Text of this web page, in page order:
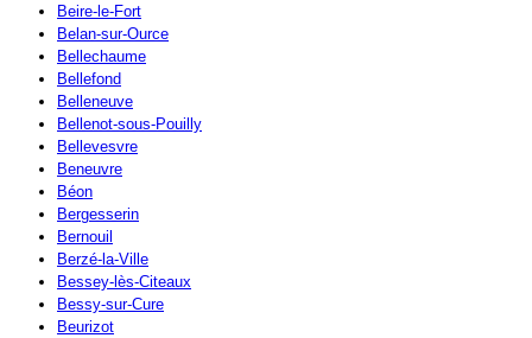
Beire-le-Fort
Belan-sur-Ource
Bellechaume
Bellefond
Belleneuve
Bellenot-sous-Pouilly
Bellevesvre
Beneuvre
Béon
Bergesserin
Bernouil
Berzé-la-Ville
Bessey-lès-Citeaux
Bessy-sur-Cure
Beurizot